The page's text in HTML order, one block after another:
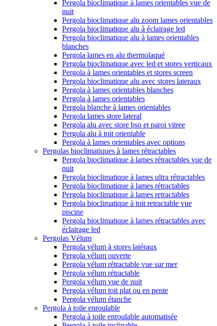
Pergola bioclimatique à lames orientables vue de
nuit
Pergola bioclimatique alu zoom lames orientables
Pergola bioclimatique alu à éclairage led
Pergola bioclimatique alu à lames orientables
blanches
Pergola lames en alu thermolaqué
Pergola bioclimatique avec led et stores verticaux
Pergola à lames orientables et stores screen
Pergola bioclimatique alu avec stores lateraux
Pergola à lames orientables blanches
Pergola à lames orientables
Pergola blanche à lames orientables
Pergola lames store lateral
Pergola alu avec store bso et paroi vitree
Pergola alu à toit orientable
Pergola à lames orientables avec options
Pergolas bioclimatiques à lames rétractables
Pergola bioclimatique à lames rétractables vue de
nuit
Pergola bioclimatique à lames ultra rétractables
Pergola bioclimatique à lames rétractables
Pergola bioclimatique à lames retractables
Pergola bioclimatique à toit retractable vue
piscine
Pergola bioclimatique à lames rétractables avec
éclairage led
Pergolas Vélum
Pergola vélum à stores latéraux
Pergola vélum ouverte
Pergola vélum rétractable vue sur mer
Pergola vélum rétractable
Pergola vélum vue de nuit
Pergola vélum toit plat ou en pente
Pergola vélum étanche
Pergola à toile enroulable
Pergola à toile enroulable automatisée